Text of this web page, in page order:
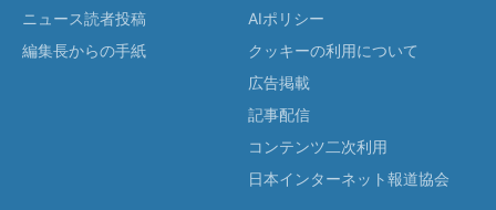
ニュース読者投稿
編集長からの手紙
AIポリシー
クッキーの利用について
広告掲載
記事配信
コンテンツ二次利用
日本インターネット報道協会